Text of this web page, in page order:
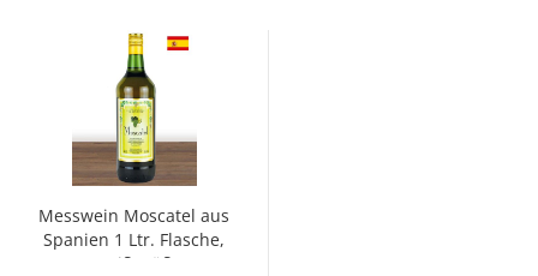
Messwein Moscatel aus
Spanien 1 Ltr. Flasche,
weiß, süß